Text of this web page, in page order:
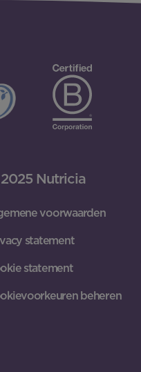
Nutricia
voorwaarden
statement
statement
beheren